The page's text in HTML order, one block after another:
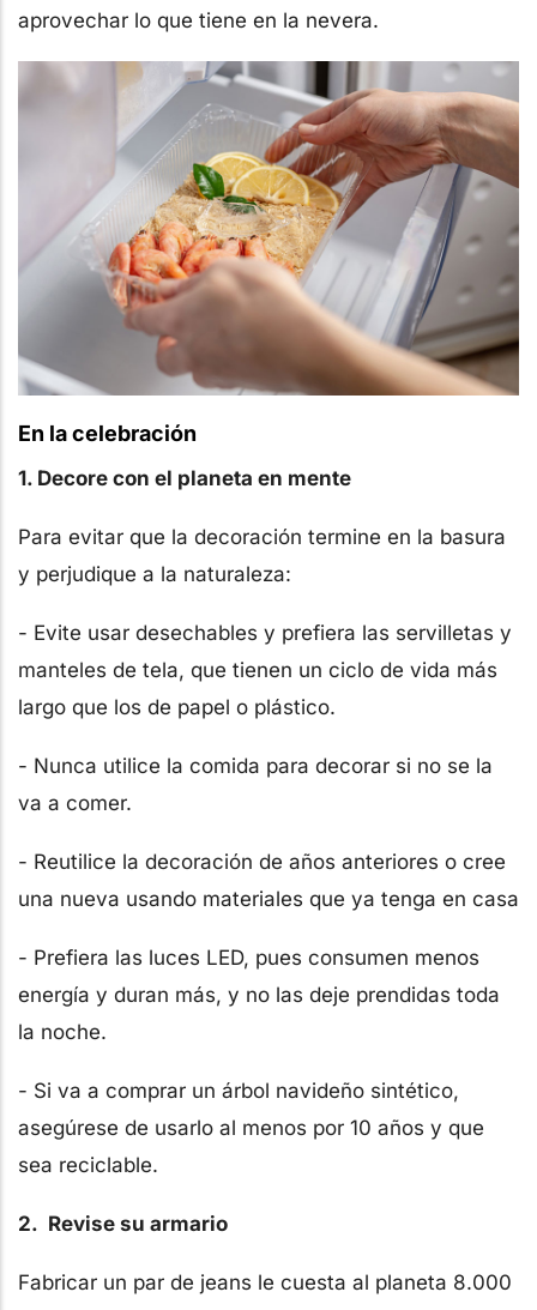
aprovechar lo que tiene en la nevera.
En la celebración
1. Decore con el planeta en mente
Para evitar que la decoración termine en la basura
y perjudique a la naturaleza:
- Evite usar desechables y prefiera las servilletas y
manteles de tela, que tienen un ciclo de vida más
largo que los de papel o plástico.
- Nunca utilice la comida para decorar si no se la
va a comer.
- Reutilice la decoración de años anteriores o cree
una nueva usando materiales que ya tenga en casa
- Prefiera las luces LED, pues consumen menos
energía y duran más, y no las deje prendidas toda
la noche.
- Si va a comprar un árbol navideño sintético,
asegúrese de usarlo al menos por 10 años y que
sea reciclable.
2. Revise su armario
Fabricar un par de jeans le cuesta al planeta 8.000